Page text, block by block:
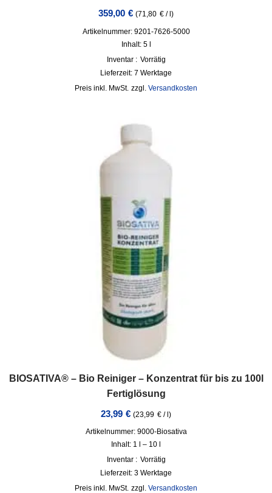
359,00 € (71,80 € / )
Artikelnummer: 9201-7626-5000
Inhalt: 5 l
Inventar : Vorrätig
Lieferzeit: 7 Werktage
inkl. MwSt. zzgl. Versandkosten
BIOSATIVA® – Bio Reiniger – Konzentrat für bis zu 100l
Fertiglösung
23,99 € (23,99 € /l)
Artikelnummer: 9000-Biosativa
Inhalt: 1
– 10
Inventar : Vorrätig
Lieferzeit: 3 Werktage
inkl. MwSt. zzgl. Versandkosten